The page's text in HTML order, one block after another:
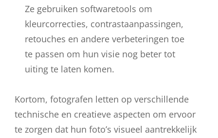
Ze gebruiken softwaretools om
kleurcorrecties, contrastaanpassingen,
retouches en andere verbeteringen toe
te passen om hun visie nog beter tot
uiting te laten komen.
Kortom, fotografen letten op verschillende
technische en creatieve aspecten om ervoor
te zorgen dat hun foto’s visueel aantrekkelijk